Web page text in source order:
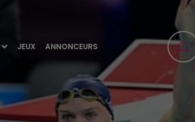
JEUX ANNONCEURS